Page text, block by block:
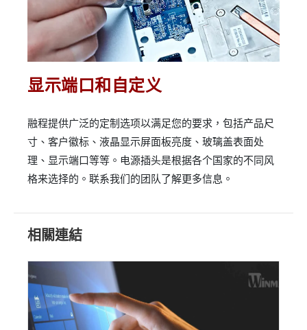
显示端口和自定义
融程提供广泛的定制选项以满足您的要求，包括产品尺
寸、客户徽标、液晶显示屏面板亮度、玻璃盖表面处
理、显示端口等等。电源插头是根据各个国家的不同风
格来选择的。联系我们的团队了解更多信息。
相關連結